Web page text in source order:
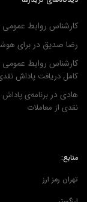
کارشناس روابط عمومی
رضا صدیق در برای
کارشناس روابط عمومی
کامل دریافت پاداش
هادی در برنامه‌ی
نقدی از معاملات
منابع:
تهران رمز ارز